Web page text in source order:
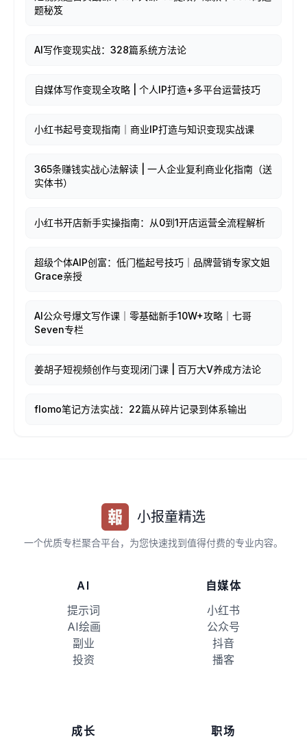
题秘笈
AI写作变现实战：328篇系统方法论
自媒体写作变现全攻略 | 个人IP打造+多平台运营技巧
小红书起号变现指南｜商业IP打造与知识变现实战课
365条赚钱实战心法解读 | 一人企业复利商业化指南（送
实体书）
小红书开店新手实操指南：从0到1开店运营全流程解析
超级个体AIP创富：低门槛起号技巧｜品牌营销专家文姐
Grace亲授
AI公众号爆文写作课｜零基础新手10W+攻略｜七哥
Seven专栏
姜胡子短视频创作与变现闭门课 | 百万大V养成方法论
flomo笔记方法实战：22篇从碎片记录到体系输出
小报童精选
一个优质专栏聚合平台，为您快速找到值得付费的专业内容。
AI
提示词
AI绘画
副业
投资
自媒体
小红书
公众号
抖音
播客
成长 职场